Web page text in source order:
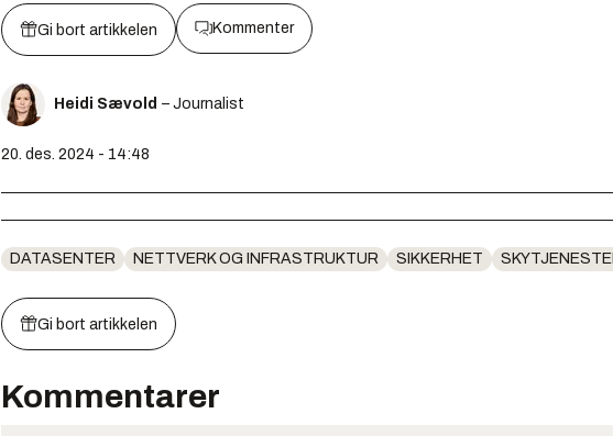
Gi bort artikkelen Kommenter
Heidi Sævold – Journalist
20. des. 2024 - 14:48
DATASENTER NETTVERK OG INFRASTRUKTUR SIKKERHET
Gi bort artikkelen
Kommentarer